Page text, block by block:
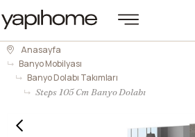
Anasayfa
Banyo Mobilyası
Banyo Dolabı Takımları
Steps 105 Cm Banyo Dolabı